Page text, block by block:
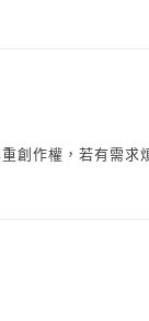
作權，若有需求